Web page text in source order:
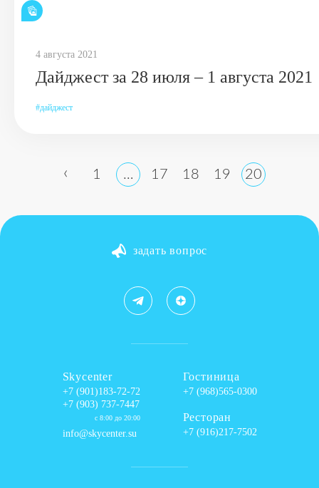
4 августа 2021
Дайджест за 28 июля – 1 августа 2021
дайджест
‹ 1 … 17 18 19 20
задать вопрос
Skycenter
+7 (901)183-72-72
+7 (903) 737-7447
с 8:00 до 20:00
info@skycenter.su
Гостиница
+7 (968)565-0300
Ресторан
+7 (916)217-7502